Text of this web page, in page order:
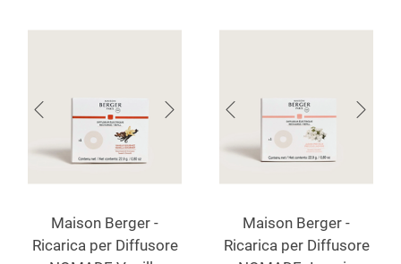
Maison Berger -
Ricarica per Diffusore
Maison Berger -
Ricarica per Diffusore